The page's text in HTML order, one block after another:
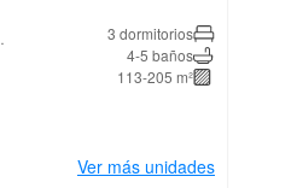
3 dormitorios
4-5 baños
113-205 m²
Ver más unidades